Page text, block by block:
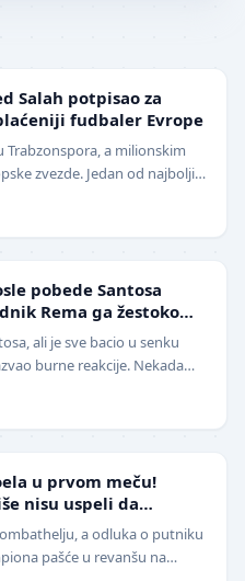
Salah potpisao za
fudbaler Evrope
Trabzonspora, a milionskim
zvezde. Jedan od najboljih
pobede Santosa
Rema ga žestoko
(VIDEO)
ali je sve bacio u senku
burne reakcije. Nekada
u prvom meču!
nisu uspeli da
a odluka o putniku
pašće u revanšu na